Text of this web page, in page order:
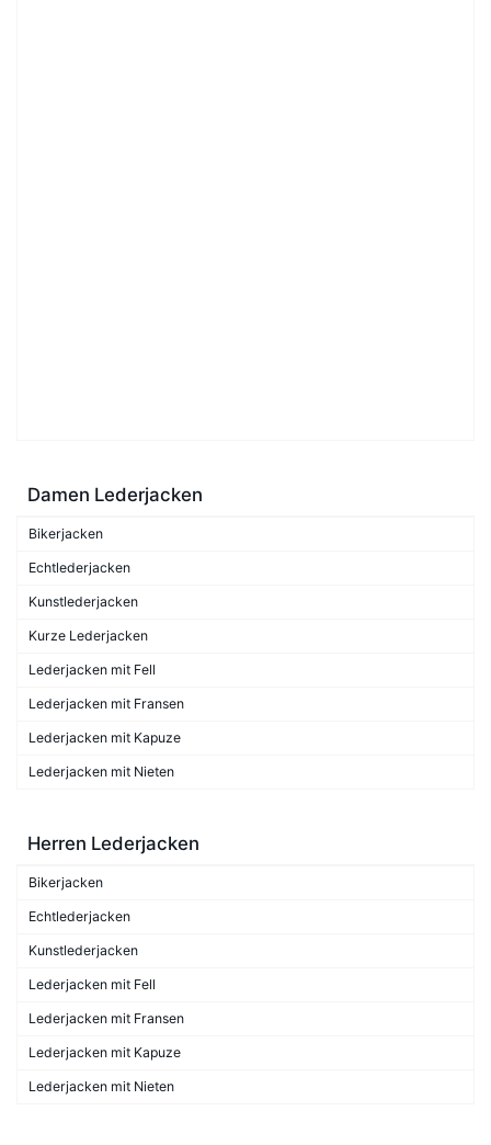
Damen Lederjacken
Bikerjacken
Echtlederjacken
Kunstlederjacken
Kurze Lederjacken
Lederjacken mit Fell
Lederjacken mit Fransen
Lederjacken mit Kapuze
Lederjacken mit Nieten
Herren Lederjacken
Bikerjacken
Echtlederjacken
Kunstlederjacken
Lederjacken mit Fell
Lederjacken mit Fransen
Lederjacken mit Kapuze
Lederjacken mit Nieten